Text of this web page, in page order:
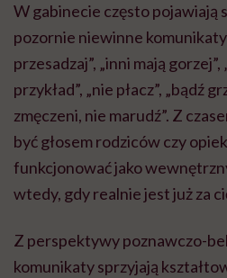
W gabinecie często pojawiają
pozornie niewinne
przesadzaj”, „inni mają
przykład”, „nie płacz”, „bądź
zmęczeni, nie marudź”. Z
być głosem rodziców czy
funkcjonować jako
wtedy, gdy realnie jest już za
Z perspektywy poznawczo-
komunikaty sprzyjają